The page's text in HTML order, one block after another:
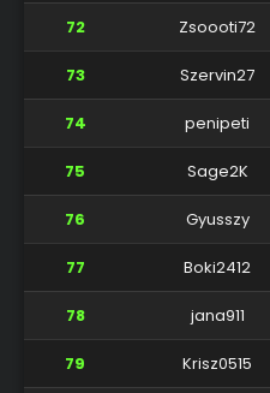
72 Zsoooti72
73 Szervin27
74 penipeti
75 Sage2K
76 Gyusszy
77 Boki2412
78 jana911
79 Krisz0515